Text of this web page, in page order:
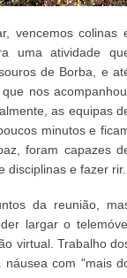
vencemos colinas
uma atividade
de Borba, e
nos acompanhou,
as equipas
minutos e
foram capazes
disciplinas e fazer rir.​
da reunião,
largar o
virtual. Trabalho
náusea com "mais